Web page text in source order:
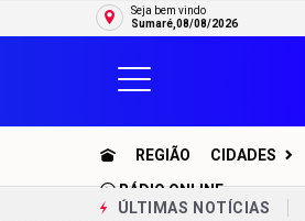
Seja bem vindo
Sumaré,08/08/2026
REGIÃO CIDADES
RÁDIO ONLINE
ÚLTIMAS NOTÍCIAS